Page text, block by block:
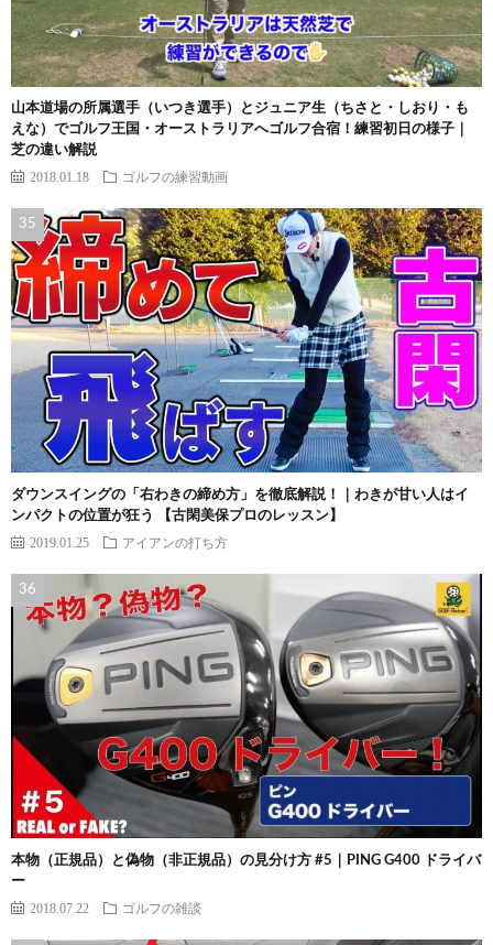
山本道場の所属選手（いつき選手）とジュニア生（ちさと・しおり・も
えな）でゴルフ王国・オーストラリアへゴルフ合宿！練習初日の様子｜
芝の違い解説
2018.01.18 ゴルフの練習動画
ダウンスイングの「右わきの締め方」を徹底解説！｜わきが甘い人はイ
ンパクトの位置が狂う 【古閑美保プロのレッスン】
2019.01.25 アイアンの打ち方
本物（正規品）と偽物（非正規品）の見分け方 #5｜PING G400 ドライバ
ー
2018.07.22 ゴルフの雑談